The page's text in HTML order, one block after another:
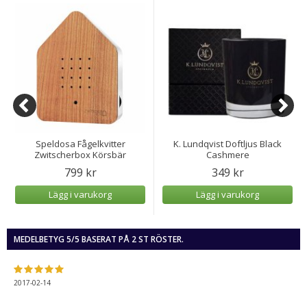
Speldosa Fågelkvitter
Zwitscherbox Körsbär
799 kr
Lägg i varukorg
K. Lundqvist Doftljus Black
Cashmere
349 kr
Lägg i varukorg
MEDELBETYG5/5 BASERAT PÅ 2ST RÖSTER.
2017-02-14